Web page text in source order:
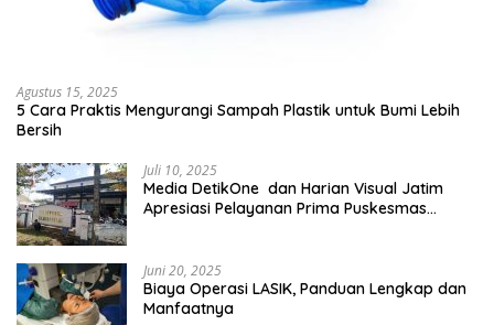
Agustus 15, 2025
5 Cara Praktis Mengurangi Sampah Plastik untuk Bumi Lebih
Bersih
Juli 10, 2025
Media DetikOne dan Harian Visual Jatim
Apresiasi Pelayanan Prima Puskesmas
Juni 20, 2025
Biaya Operasi LASIK, Panduan Lengkap dan
Manfaatnya